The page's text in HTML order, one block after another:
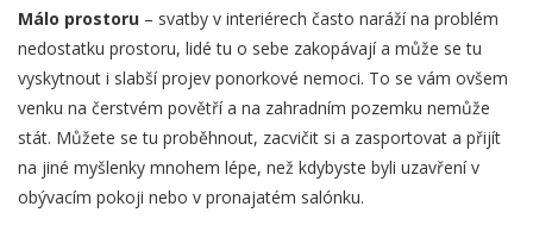
Málo prostoru – svatby v interiérech často naráží na problém
nedostatku prostoru, lidé tu o sebe zakopávají a může se tu
vyskytnout i slabší projev ponorkové nemoci. To se vám ovšem
venku na čerstvém povětří a na zahradním pozemku nemůže
stát. Můžete se tu proběhnout, zacvičit si a zasportovat a přijít
na jiné myšlenky mnohem lépe, než kdybyste byli uzavření v
obývacím pokoji nebo v pronajatém salónku.